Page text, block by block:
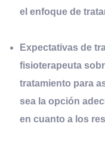
el enfoque de
Expectativas de
fisioterapeuta
tratamiento para
sea la opción
en cuanto a los